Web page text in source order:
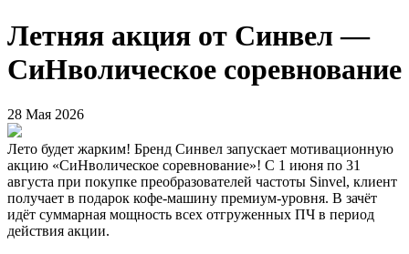
Летняя акция от Синвел —
СиНволическое соревнование
28 Мая 2026
Лето будет жарким! Бренд Синвел запускает мотивационную
акцию «CиНволическое соревнование»! С 1 июня по 31
августа при покупке преобразователей частоты Sinvel, клиент
получает в подарок кофе-машину премиум-уровня. В зачёт
идёт суммарная мощность всех отгруженных ПЧ в период
действия акции.